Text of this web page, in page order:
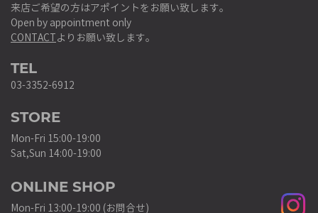
来店ご希望の方はアポイントをお願い致します。
Open by appointment only
CONTACTよりお願い致します。
TEL
03-3352-6912
STORE
Mon-Fri 15:00-19:00
Sat,Sun 14:00-19:00
ONLINE SHOP
Mon-Fri 13:00-19:00 (お問合せ)